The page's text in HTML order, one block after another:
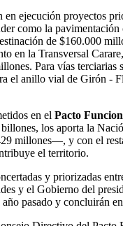
en ejecución proyectos
como la pavimentación
de $160.000
en la Transversal
Para vías terciarias
el anillo vial de Girón -
en el Pacto
billones, los aporta la
millones—, y con el
el territorio.
y priorizadas
y el Gobierno del
pasado y concluirán